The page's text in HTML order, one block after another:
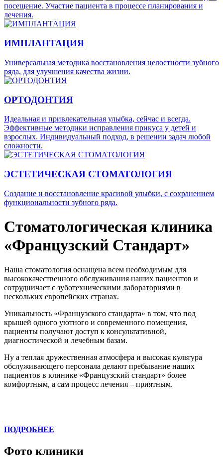
посещение. Участие пациента в процессе планирования и
лечения.
ИМПЛАНТАЦИЯ
Универсальная методика восстановления целостности зубного
ряда, для улучшения качества жизни.
ОРТОДОНТИЯ
Идеальная и привлекательная улыбка, сейчас и всегда.
Эффективные методики исправления прикуса у детей и
взрослых. Индивидуальный подход, в решении задач любой
сложности.
ЭСТЕТИЧЕСКАЯ СТОМАТОЛОГИЯ
Создание и восстановление красивой улыбки, с сохранением
функциональности зубного ряда.
Стоматологическая клиника
«Французский Стандарт»
Наша стоматология оснащена всем необходимым для
высококачественного обслуживания наших пациентов и
сотрудничает с зуботехническими лабораториями в
нескольких европейских странах.
Уникальность «Французского стандарта» в том, что под
крышей одного уютного и современного помещения,
пациенты получают доступ к консультативной,
диагностической и лечебным базам.
Ну а теплая дружественная атмосфера и высокая культура
обслуживающего персонала делают пребывание наших
пациентов в клинике «Французский стандарт» более
комфортным, а сам процесс лечения – приятным.
ПОДРОБНЕЕ
Фото клиники